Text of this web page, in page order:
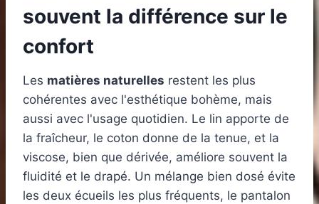
souvent la différence sur le
confort
Les matières naturelles restent les plus
cohérentes avec l'esthétique bohème, mais
aussi avec l'usage quotidien. Le lin apporte de
la fraîcheur, le coton donne de la tenue, et la
viscose, bien que dérivée, améliore souvent la
fluidité et le drapé. Un mélange bien dosé évite
les deux écueils les plus fréquents, le pantalon